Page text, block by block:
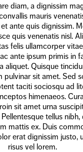
diam, a dignissim
mauris
ante quis dignissim.
quis venenatis nisl.
felis ullamcorper
ante ipsum primis in
aliquet. Quisque
pulvinar sit amet. Sed
taciti sociosqu ad
himenaeos.
sit amet urna
tellus
mattis ex. Duis
erat dignissim justo,
risus vel lorem.